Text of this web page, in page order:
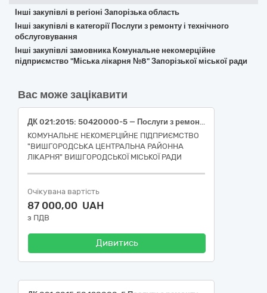
Інші закупівлі в регіоні Запорізька область
Інші закупівлі в категорії Послуги з ремонту і технічного
обслуговування
Інші закупівлі замовника Комунальне некомерційне
підприємство "Міська лікарня №8" Запорізької міської ради
Вас може зацікавити
ДК 021:2015: 50420000-5 — Послуги з ремонту і технічного обслуговування медичного та хірургічного обладнання (Послуги з технічного обслуговування автоматичного гематологічного аналізатора Yumizen H 500 OT та автоматичного аналізатору для визначення швидкості осідання еритроцитів iSED)
КОМУНАЛЬНЕ НЕКОМЕРЦІЙНЕ ПІДПРИЄМСТВО
"ВИШГОРОДСЬКА ЦЕНТРАЛЬНА РАЙОННА
ЛІКАРНЯ" ВИШГОРОДСЬКОЇ МІСЬКОЇ РАДИ
Очікувана вартість
87 000,00 UAH
з ПДВ
Дивитись